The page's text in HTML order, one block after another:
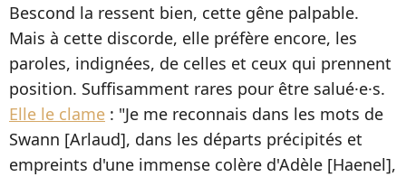
Bescond la ressent bien, cette gêne palpable.
Mais à cette discorde, elle préfère encore, les
paroles, indignées, de celles et ceux qui prennent
position. Suffisamment rares pour être salué·e·s.
Elle le clame : "Je me reconnais dans les mots de
Swann [Arlaud], dans les départs précipités et
empreints d'une immense colère d'Adèle [Haenel],